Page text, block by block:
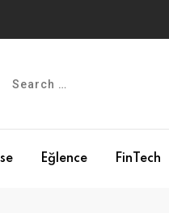
Eğlence FinTech